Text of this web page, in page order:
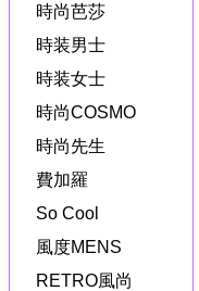
時尚芭莎
時装男士
時装女士
時尚COSMO
時尚先生
費加羅
So Cool
風度MENS
RETRO風尚